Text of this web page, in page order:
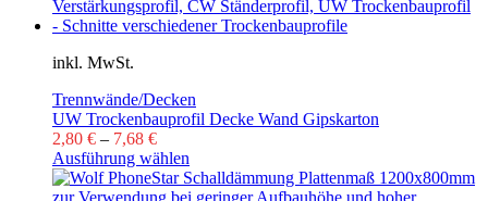
inkl. MwSt.
Trennwände/Decken
UW Trockenbauprofil Decke Wand Gipskarton
2,80 € – 7,68 €
Ausführung wählen